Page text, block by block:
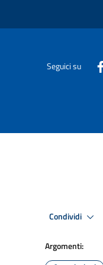
Seguici su
Condividi
Argomenti: